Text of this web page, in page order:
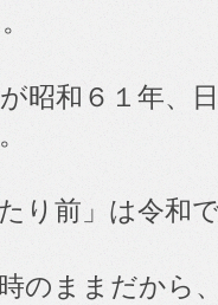
昭和６１年、
り前」は令和
のままだから